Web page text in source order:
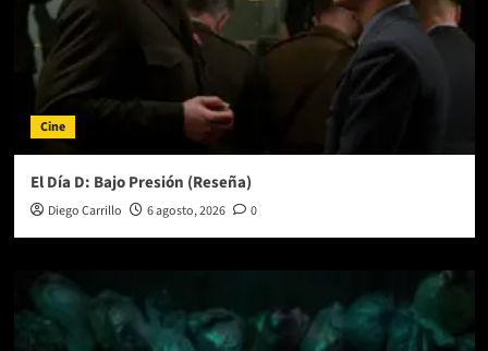
Cine
El Día D: Bajo Presión (Reseña)
Diego Carrillo 6 agosto, 2026 0